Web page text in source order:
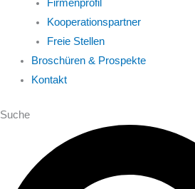
Firmenprofil
Kooperationspartner
Freie Stellen
Broschüren & Prospekte
Kontakt
Suche